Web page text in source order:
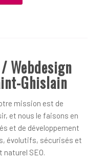
Webdesign
Ghislain
mission est de
et nous le faisons en
et de développement
évolutifs, sécurisés et
SEO.